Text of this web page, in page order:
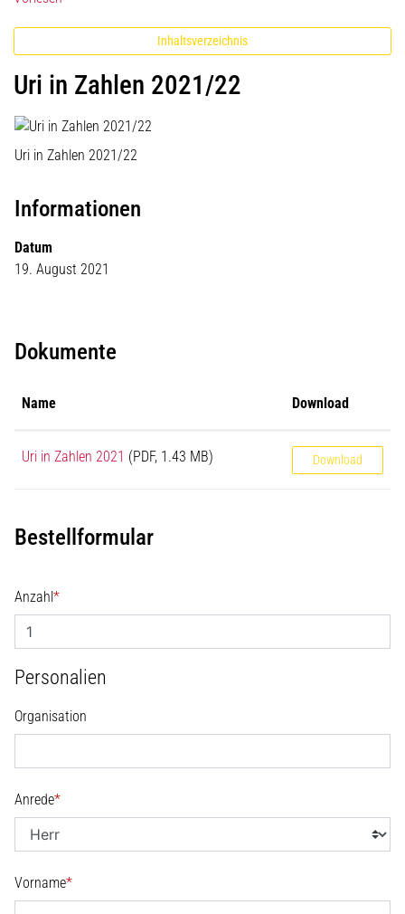
Inhaltsverzeichnis
Uri in Zahlen 2021/22
Uri in Zahlen 2021/22
Informationen
Datum
19. August 2021
Dokumente
Name Download
Uri in Zahlen 2021 (PDF, 1.43 MB) Download
Bestellformular
Anzahl*
Personalien
Organisation
Anrede*
Vorname*